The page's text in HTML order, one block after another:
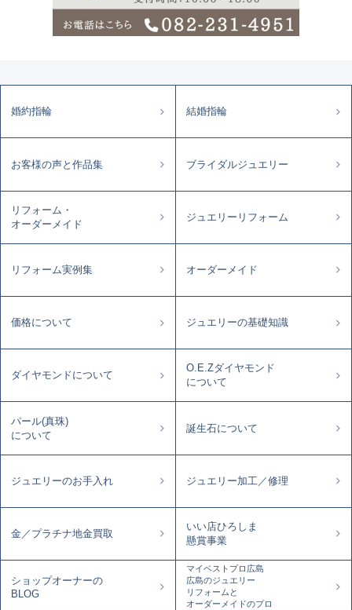
婚約指輪 結婚指輪
お客様の声と作品集 ブライダルジュエリー
リフォーム・
オーダーメイド
ジュエリーリフォーム
リフォーム実例集 オーダーメイド
価格について ジュエリーの基礎知識
ダイヤモンドについて
O.E.Zダイヤモンド
について
パール(真珠)
について
誕生石について
ジュエリーのお手入れ ジュエリー加工／修理
金／プラチナ地金買取
いい店ひろしま
懸賞事業
ショップオーナーの
BLOG
マイベストプロ広島
広島のジュエリー
リフォームと
オーダーメイドのプロ